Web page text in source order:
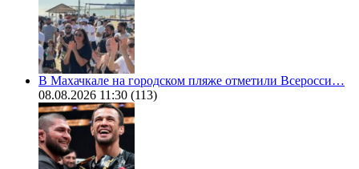
В Махачкале на городском пляже отметили Всеросси…
08.08.2026 11:30 (113)